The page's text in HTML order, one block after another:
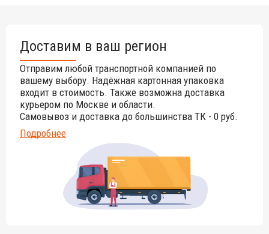
Доставим в ваш регион
Отправим любой транспортной компанией по
вашему выбору. Надёжная картонная упаковка
входит в стоимость. Также возможна доставка
курьером по Москве и области.
Самовывоз и доставка до большинства ТК - 0 руб.
Подробнее